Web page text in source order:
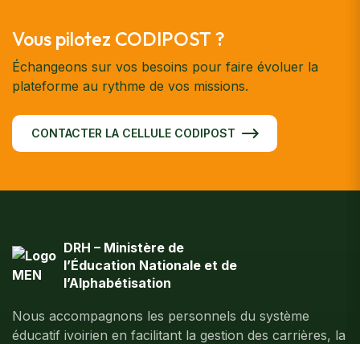
Vous pilotez CODIPOST ?
Échangeons sur vos besoins pour faire évoluer la
plateforme au rythme de vos missions.
CONTACTER LA CELLULE CODIPOST
DRH – Ministère de
l’Éducation Nationale et de
l’Alphabétisation
Nous accompagnons les personnels du système
éducatif ivoirien en facilitant la gestion des carrières, la